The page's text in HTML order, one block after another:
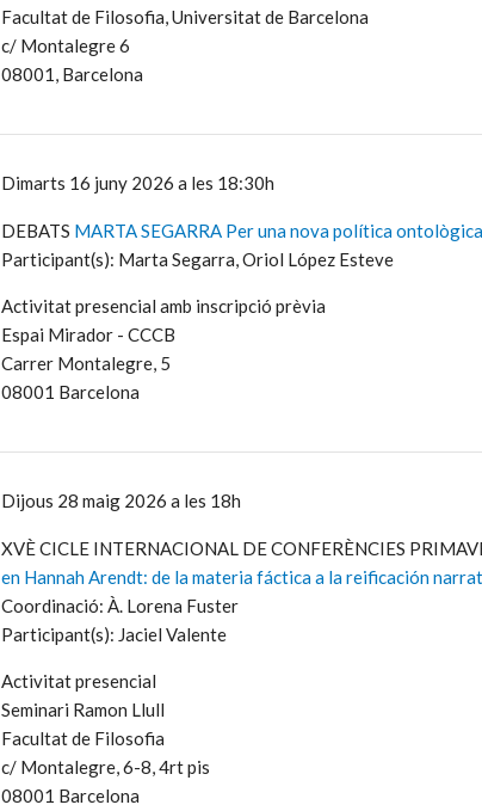
Facultat de Filosofia, Universitat de Barcelona
c/ Montalegre 6
08001, Barcelona
Dimarts 16 juny 2026 a les 18:30h
DEBATS MARTA SEGARRA Per una nova política
Participant(s): Marta Segarra, Oriol López Esteve
Activitat presencial amb inscripció prèvia
Espai Mirador - CCCB
Carrer Montalegre, 5
08001 Barcelona
Dijous 28 maig 2026 a les 18h
XVÈ CICLE INTERNACIONAL DE CONFERÈNCIES
en Hannah Arendt: de la materia fáctica a la reificación
Coordinació: À. Lorena Fuster
Participant(s): Jaciel Valente
Activitat presencial
Seminari Ramon Llull
Facultat de Filosofia
c/ Montalegre, 6-8, 4rt pis
08001 Barcelona